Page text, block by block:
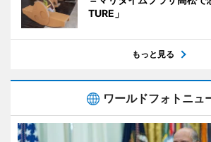
TURE」
もっと見る
ワールドフォトニュ